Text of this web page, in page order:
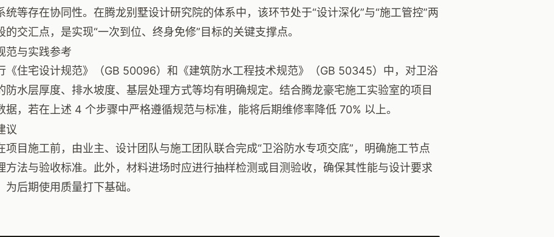
统等存在协同性。在腾龙别墅设计研究院的体系中，该环节处于“设计深化”与“施工管控”两
的交汇点，是实现“一次到位、终身免修”目标的关键支撑点。
范与实践参考
《住宅设计规范》（GB 50096）和《建筑防水工程技术规范》（GB 50345）中，对卫浴
防水层厚度、排水坡度、基层处理方式等均有明确规定。结合腾龙豪宅施工实验室的项目
据，若在上述 4 个步骤中严格遵循规范与标准，能将后期维修率降低 70% 以上。
议
项目施工前，由业主、设计团队与施工团队联合完成“卫浴防水专项交底”，明确施工节点
方法与验收标准。此外，材料进场时应进行抽样检测或目测验收，确保其性能与设计要求
为后期使用质量打下基础。